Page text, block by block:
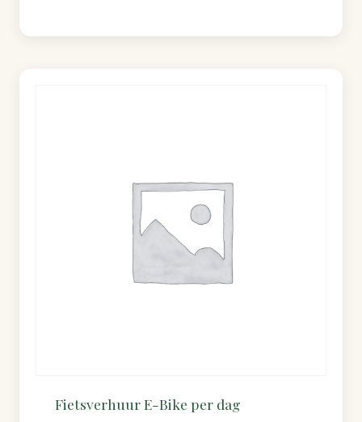
Fietsverhuur E-Bike per dag